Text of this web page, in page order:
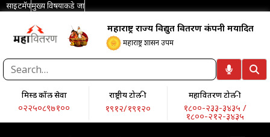
साइटमॅपमुख्य विषयाकडे जा
महाराष्ट्र राज्य विद्युत वितरण कंपनी मर्यादित
महाराष्ट्र शासन उपक्रम
मिस्ड कॉल सेवा
०२२५०८९७१००
राष्ट्रीय टोल-फ्री
१९१२/१९१२०
महावितरण टोल-फ्री
१८००-२३३-३४३५ /
१८००-२१२-३४३५